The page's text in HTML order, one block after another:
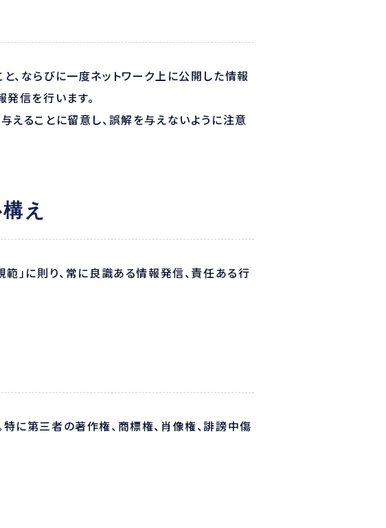
、ならびに一度ネットワーク上に公開した情報
信を行います。
えることに留意し、誤解を与えないように注意
え
」に則り、常に良識ある情報発信、責任ある行
に第三者の著作権、商標権、肖像権、誹謗中傷